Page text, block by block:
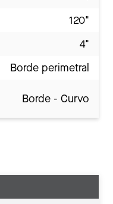
120"
4"
Borde perimetral
Borde - Curvo